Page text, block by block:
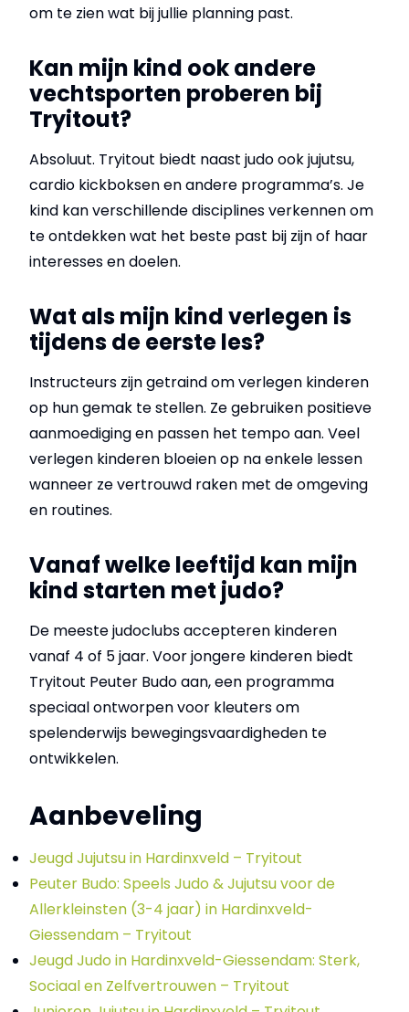
om te zien wat bij jullie planning past.
Kan mijn kind ook andere
vechtsporten proberen bij
Tryitout?
Absoluut. Tryitout biedt naast judo ook jujutsu,
cardio kickboksen en andere programma’s. Je
kind kan verschillende disciplines verkennen om
te ontdekken wat het beste past bij zijn of haar
interesses en doelen.
Wat als mijn kind verlegen is
tijdens de eerste les?
Instructeurs zijn getraind om verlegen kinderen
op hun gemak te stellen. Ze gebruiken positieve
aanmoediging en passen het tempo aan. Veel
verlegen kinderen bloeien op na enkele lessen
wanneer ze vertrouwd raken met de omgeving
en routines.
Vanaf welke leeftijd kan mijn
kind starten met judo?
De meeste judoclubs accepteren kinderen
vanaf 4 of 5 jaar. Voor jongere kinderen biedt
Tryitout Peuter Budo aan, een programma
speciaal ontworpen voor kleuters om
spelenderwijs bewegingsvaardigheden te
ontwikkelen.
Aanbeveling
Jeugd Jujutsu in Hardinxveld – Tryitout
Peuter Budo: Speels Judo & Jujutsu voor de
Allerkleinsten (3-4 jaar) in Hardinxveld-
Giessendam – Tryitout
Jeugd Judo in Hardinxveld-Giessendam: Sterk,
Sociaal en Zelfvertrouwen – Tryitout